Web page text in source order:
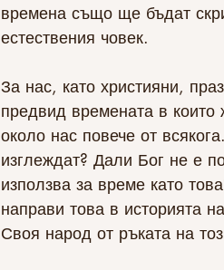
времена също ще бъдат
естествения човек.
За нас, като християни,
предвид времената в
около нас повече от
изглеждат? Дали Бог не е
използва за време като
направи това в историята
Своя народ от ръката на